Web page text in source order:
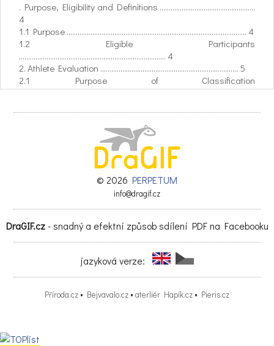
. Purpose, Eligibility and Definitions ....................................................
4
1.1 Purpose .................................................................................................. 4
1.2 Eligible Participants
................................................................................ 4
2. Athlete Evaluation ........................................................................... 5
2.1 Purpose of Classification
......................................................................... 5
2.3 National Classifications
............................................................................ 6
2.4 International Classification at Sanctioned Competitions
2.5 Classification: Scheduling, Substitutions and
Preparation ............................ 7
2.7 Classification: Athlete Evaluation Process
................................................... 9
2.8 Classification: Sport Class and Sport Class Status
....................................... 10
2.9 Classification: Notification of Sport Class and Sport
Class Status ............... 13
2.10 Classification: Identity Cards
................................................................... 15
© 2026 PERPETUM
info@dragif.cz
DraGIF.cz- snadný a efektní způsob sdílení PDF na Facebooku
jazyková verze:
Příroda.cz • Bejvavalo.cz • aterliér Hapík.cz • Pieris.cz